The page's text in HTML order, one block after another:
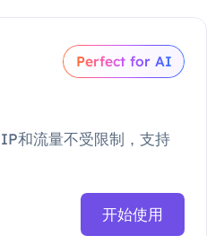
Perfect for AI
和流量不受限制，支持
开始使用